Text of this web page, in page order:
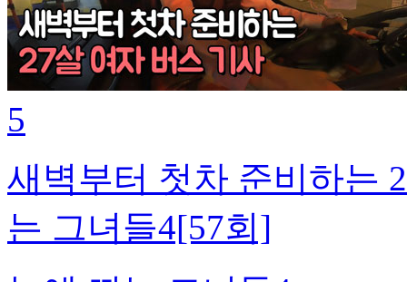
5
새벽부터 첫차 준비하는
는 그녀들4[57회]